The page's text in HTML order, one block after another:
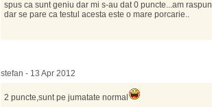
spus ca sunt geniu dar mi s-au dat 0 puncte...am
dar se pare ca testul acesta este o mare porcarie..
stefan - 13 Apr 2012
2 puncte,sunt pe jumatate normal